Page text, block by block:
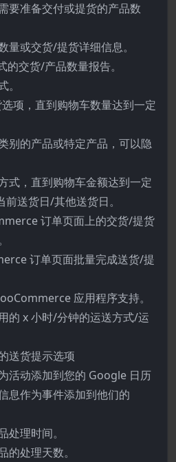
要准备交付或提货的产品数
量或交货/提货详细信息。
的交货/产品数量报告。
项，直到购物车数量达到一定
别的产品或特定产品，可以隐
式，直到购物车金额达到一定
送货日/其他送货日。
订单页面上的交货/提货
订单页面批量完成送货/提
应用程序支持。
的 x 小时/分钟的运送方式/运
送货提示选项
活动添加到您的 Google 日历
息作为事件添加到他们的
处理时间。
的处理天数。